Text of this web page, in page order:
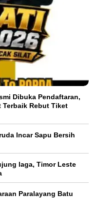
Dibuka Pendaftaran,
Terbaik Rebut Tiket
Incar Sapu Bersih
laga, Timor Leste
Paralayang Batu